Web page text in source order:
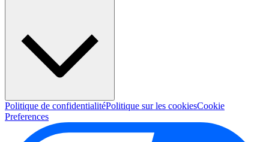
Politique de confidentialitéPolitique sur les cookiesCookie
Preferences